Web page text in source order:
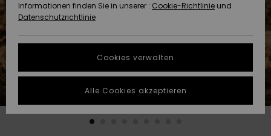
Highlights
Highlights
Starten Sie eine
um die
schnellste
Antwort auf Ihre
NACHHALTIGKEIT
SHOPS
QUIKSILVER APP
WUNSCHLISTE
Informationen finden Sie in unserer : Cookie-Richtlinie und
Datenschutzrichtlinie
Cookies verwalten
Alle Cookies akzeptieren